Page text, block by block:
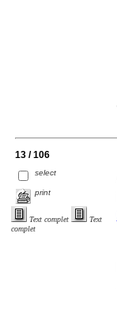
13 / 106
select
print
Text complet
Text
complet